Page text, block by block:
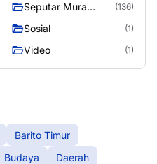
Seputar Mura
(136)
Sosial (1)
Video (1)
Barito Timur
Budaya
Daerah